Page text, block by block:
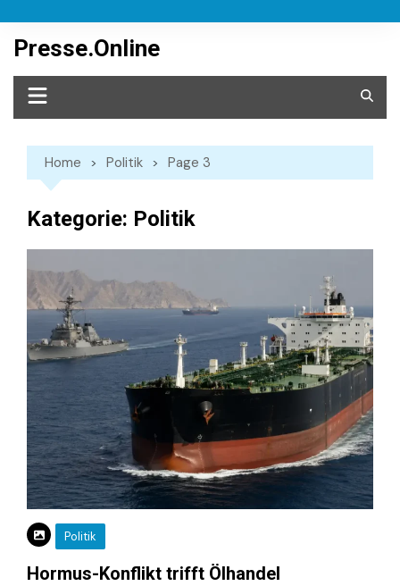
content
Presse.Online
Home Politik Page 3
Kategorie: Politik
Politik
Hormus-Konflikt trifft Ölhandel